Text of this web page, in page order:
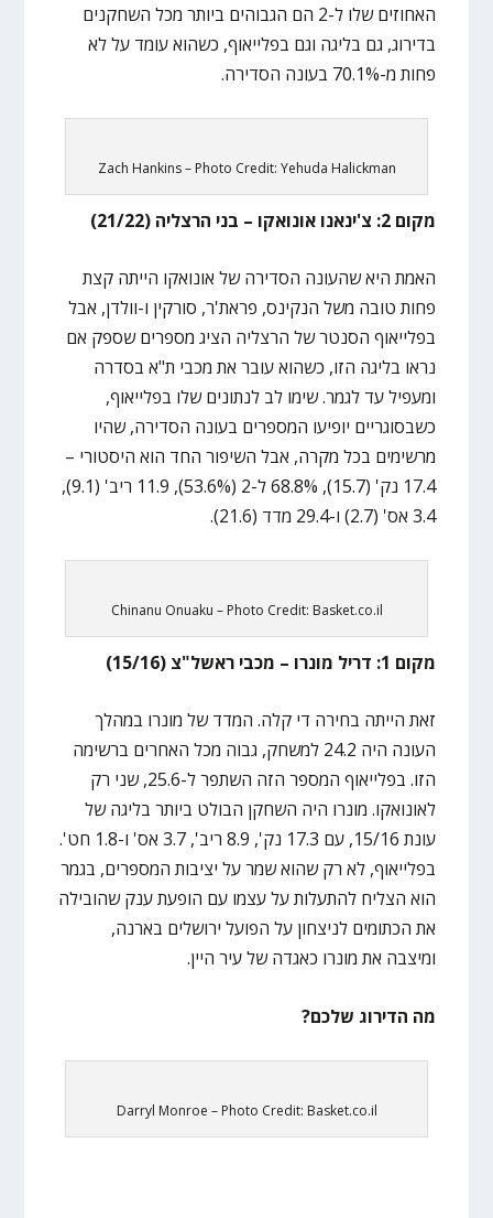
האחוזים שלו ל-2 הם הגבוהים ביותר מכל השחקנים
בדירוג, גם בליגה וגם בפלייאוף, כשהוא עומד על לא
פחות מ-70.1% בעונה הסדירה.
Zach Hankins – Photo Credit: Yehuda Halickman
מקום 2: צ'ינאנו אונואקו – בני הרצליה (21/22)
האמת היא שהעונה הסדירה של אונואקו הייתה קצת
פחות טובה משל הנקינס, פראת'ר, סורקין ו-וולדן, אבל
בפלייאוף הסנטר של הרצליה הציג מספרים שספק אם
נראו בליגה הזו, כשהוא עובר את מכבי ת"א בסדרה
ומעפיל עד לגמר. שימו לב לנתונים שלו בפלייאוף,
כשבסוגריים יופיעו המספרים בעונה הסדירה, שהיו
מרשימים בכל מקרה, אבל השיפור החד הוא היסטורי –
17.4 נק' (15.7), 68.8% ל-2 (53.6%), 11.9 ריב' (9.1),
3.4 אס' (2.7) ו-29.4 מדד (21.6).
Chinanu Onuaku – Photo Credit: Basket.co.il
מקום 1: דריל מונרו – מכבי ראשל"צ (15/16)
זאת הייתה בחירה די קלה. המדד של מונרו במהלך
העונה היה 24.2 למשחק, גבוה מכל האחרים ברשימה
הזו. בפלייאוף המספר הזה השתפר ל-25.6, שני רק
לאונואקו. מונרו היה השחקן הבולט ביותר בליגה של
עונת 15/16, עם 17.3 נק', 8.9 ריב', 3.7 אס' ו-1.8 חט'.
בפלייאוף, לא רק שהוא שמר על יציבות המספרים, בגמר
הוא הצליח להתעלות על עצמו עם הופעת ענק שהובילה
את הכתומים לניצחון על הפועל ירושלים בארנה,
ומיצבה את מונרו כאגדה של עיר היין.
מה הדירוג שלכם?
Darryl Monroe – Photo Credit: Basket.co.il